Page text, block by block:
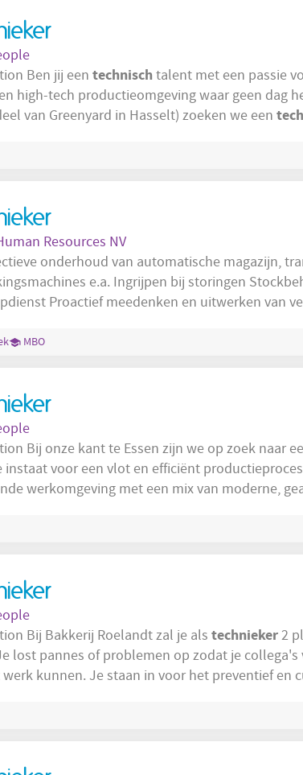
Description Ben jij een technischtalent met een passie voor
high-tech productieomgeving waar geen dag
van Greenyard in Hasselt) zoeken we een
Productie
Resources NV
onderhoud van automatische magazijn,
bij storingen Stockbeheer in samenspraak met de
aankoopdienst Proactief meedenken en uitwerken
manuals ….
MBO
Description Bij onze kant te Essen zijn we op zoek naar
instaat voor een vlot en efficiënt
werkomgeving met een mix van moderne,
van preventief en correctief onderhoud aan
Description Bij Bakkerij Roelandt zal je als technieker2
in voor het preventief en curatief onderhoud van het